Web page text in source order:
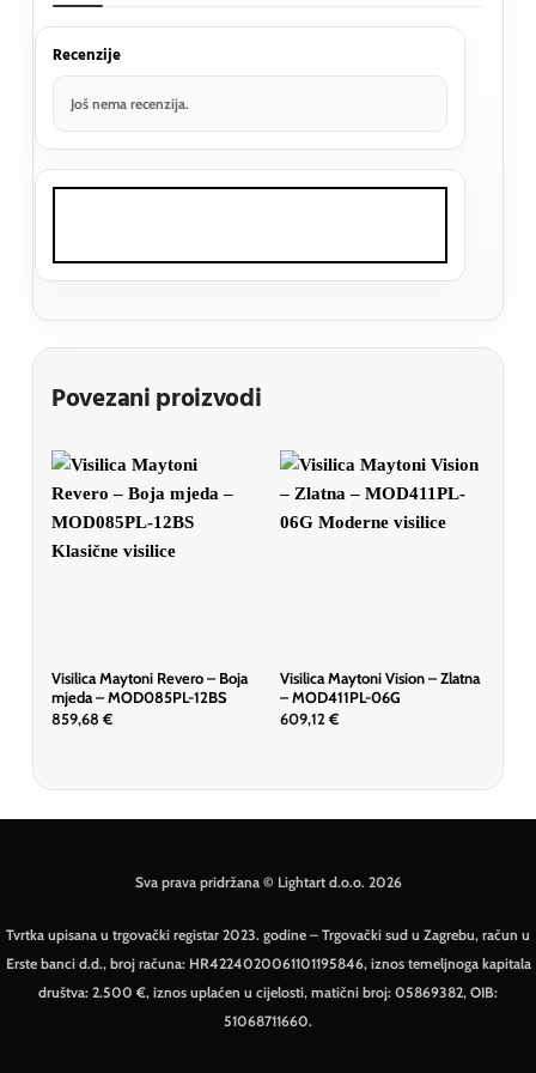
Recenzije
Još nema recenzija.
Povezani proizvodi
Visilica Maytoni Revero – Boja
mjeda – MOD085PL-12BS
859,68 €
Visilica Maytoni Vision – Zlatna
– MOD411PL-06G
609,12 €
Sva prava pridržana © Lightart d.o.o. 2026
Tvrtka upisana u trgovački registar 2023. godine – Trgovački sud u Zagrebu, račun u
Erste banci d.d., broj računa: HR4224020061101195846, iznos temeljnoga kapitala
društva: 2.500 €, iznos uplaćen u cijelosti, matični broj: 05869382, OIB:
51068711660.